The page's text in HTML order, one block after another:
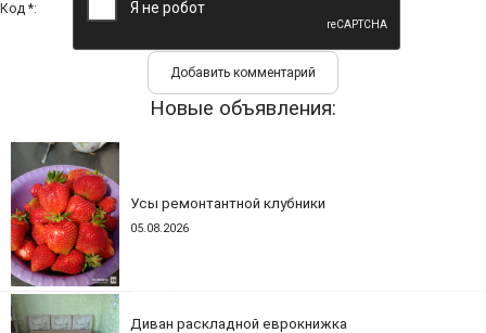
Код *:
Новые объявления:
Усы ремонтантной клубники
05.08.2026
Диван раскладной еврокнижка